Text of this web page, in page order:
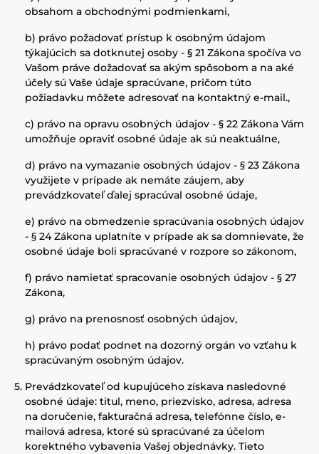
obsahom a obchodnými podmienkami,
b) právo požadovať prístup k osobným údajom
týkajúcich sa dotknutej osoby - § 21 Zákona spočíva vo
Vašom práve dožadovať sa akým spôsobom a na aké
účely sú Vaše údaje spracúvane, pričom túto
požiadavku môžete adresovať na kontaktný e-mail.,
c) právo na opravu osobných údajov - § 22 Zákona Vám
umožňuje opraviť osobné údaje ak sú neaktuálne,
d) právo na vymazanie osobných údajov - § 23 Zákona
využijete v prípade ak nemáte záujem, aby
prevádzkovateľ ďalej spracúval osobné údaje,
e) právo na obmedzenie spracúvania osobných údajov
- § 24 Zákona uplatníte v prípade ak sa domnievate, že
osobné údaje boli spracúvané v rozpore so zákonom,
f) právo namietať spracovanie osobných údajov - § 27
Zákona,
g) právo na prenosnosť osobných údajov,
h) právo podať podnet na dozorný orgán vo vzťahu k
spracúvaným osobným údajov.
Prevádzkovateľ od kupujúceho získava nasledovné
osobné údaje: titul, meno, priezvisko, adresa, adresa
na doručenie, fakturačná adresa, telefónne číslo, e-
mailová adresa, ktoré sú spracúvané za účelom
korektného vybavenia Vašej objednávky. Tieto